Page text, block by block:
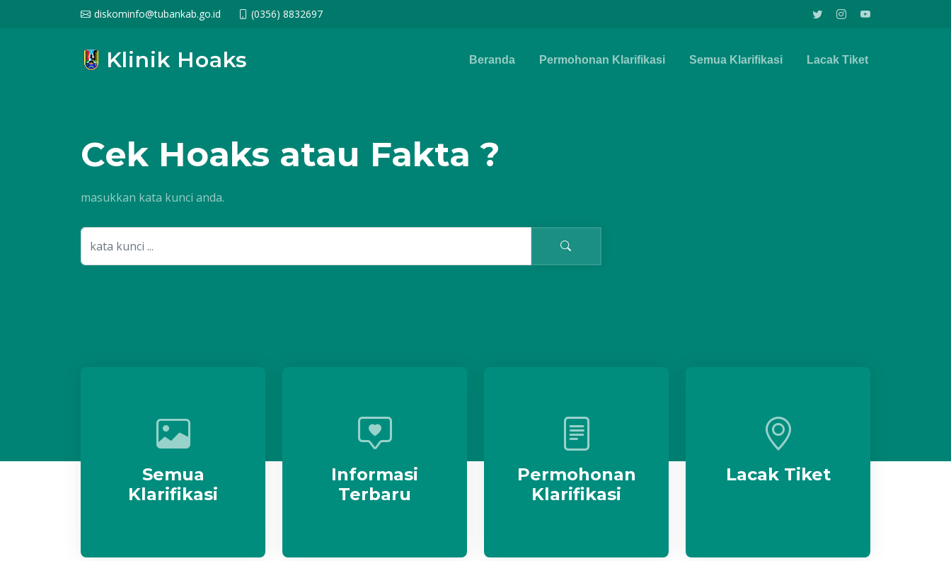
diskominfo@tubankab.go.id (0356) 8832697
Klinik Hoaks Beranda Permohonan Klarifikasi Semua Klarifikasi Lacak Tiket
Cek Hoaks atau Fakta ?
masukkan kata kunci anda.
Semua
Klarifikasi
Informasi
Terbaru
Permohonan
Klarifikasi
Lacak Tiket